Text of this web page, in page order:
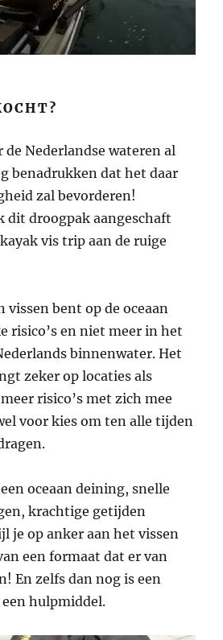
de Nederlandse wateren al
benadrukken dat het daar
zal bevorderen!
dit droogpak aangeschaft
vis trip aan de ruige
vissen bent op de oceaan
risico’s en niet meer in het
binnenwater. Het
zeker op locaties als
risico’s met zich mee
voor kies om ten alle tijden
oceaan deining, snelle
krachtige getijden
je op anker aan het vissen
een formaat dat er van
En zelfs dan nog is een
hulpmiddel.